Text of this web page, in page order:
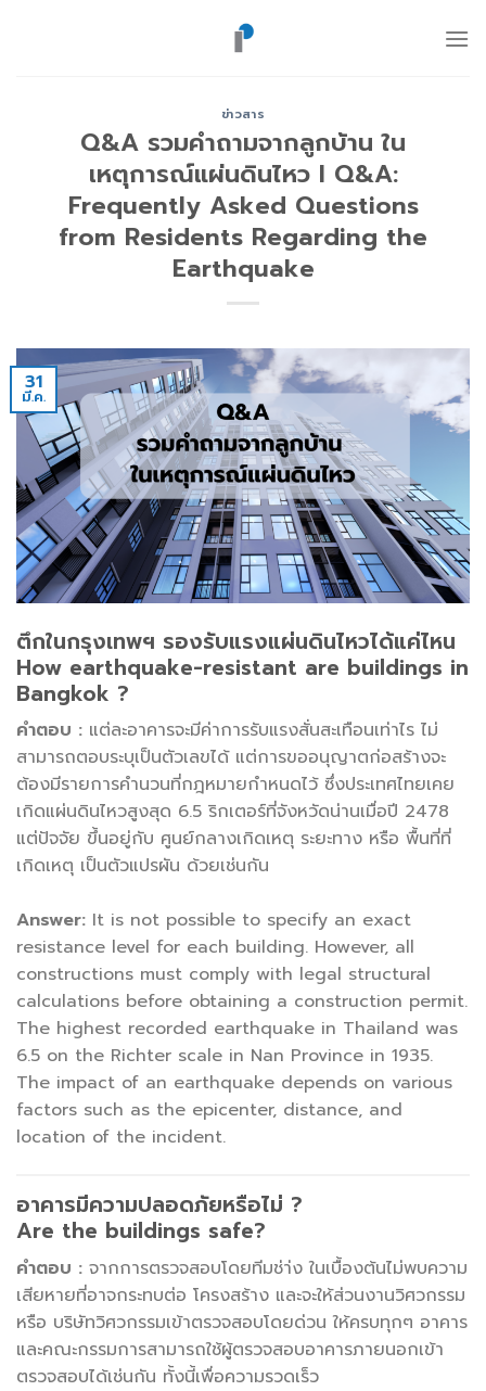
ข่าวสาร
Q&A รวมคำถามจากลูกบ้าน ใน
เหตุการณ์แผ่นดินไหว l Q&A:
Frequently Asked Questions
from Residents Regarding the
Earthquake
31
มี.ค.
ตึกในกรุงเทพฯ รองรับแรงแผ่นดินไหวได้แค่ไหน
How earthquake-resistant are buildings in
Bangkok ?
คำตอบ : แต่ละอาคารจะมีค่าการรับแรงสั่นสะเทือนเท่าไร ไม่
สามารถตอบระบุเป็นตัวเลขได้ แต่การขออนุญาตก่อสร้างจะ
ต้องมีรายการคำนวนที่กฎหมายกำหนดไว้ ซึ่งประเทศไทยเคย
เกิดแผ่นดินไหวสูงสุด 6.5 ริกเตอร์ที่จังหวัดน่านเมื่อปี 2478
แต่ปัจจัย ขึ้นอยู่กับ ศูนย์กลางเกิดเหตุ ระยะทาง หรือ พื้นที่ที่
เกิดเหตุ เป็นตัวแปรผัน ด้วยเช่นกัน
Answer: It is not possible to specify an exact
resistance level for each building. However, all
constructions must comply with legal structural
calculations before obtaining a construction permit.
The highest recorded earthquake in Thailand was
6.5 on the Richter scale in Nan Province in 1935.
The impact of an earthquake depends on various
factors such as the epicenter, distance, and
location of the incident.
อาคารมีความปลอดภัยหรือไม่ ?
Are the buildings safe?
คำตอบ : จากการตรวจสอบโดยทีมช่า่ง ในเบื้องต้นไม่พบความ
เสียหายที่อาจกระทบต่อ โครงสร้าง และจะให้ส่วนงานวิศวกรรม
หรือ บริษัทวิศวกรรมเข้าตรวจสอบโดยด่วน ให้ครบทุกๆ อาคาร
และคณะกรรมการสามารถใช้ผู้ตรวจสอบอาคารภายนอกเข้า
ตรวจสอบได้เช่นกัน ทั้งนี้เพื่อความรวดเร็ว